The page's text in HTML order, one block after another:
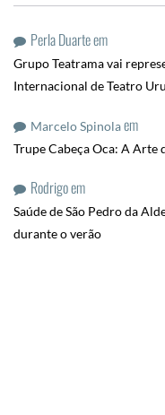
Perla Duarteem
Grupo Teatrama vai
Internacional de Teatro
Marcelo Spinolaem
Trupe Cabeça Oca: A Arte
Rodrigoem
Saúde de São Pedro da
durante o verão